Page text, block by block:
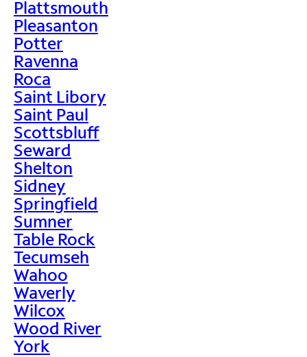
Plattsmouth
Pleasanton
Potter
Ravenna
Roca
Saint Libory
Saint Paul
Scottsbluff
Seward
Shelton
Sidney
Springfield
Sumner
Table Rock
Tecumseh
Wahoo
Waverly
Wilcox
Wood River
York